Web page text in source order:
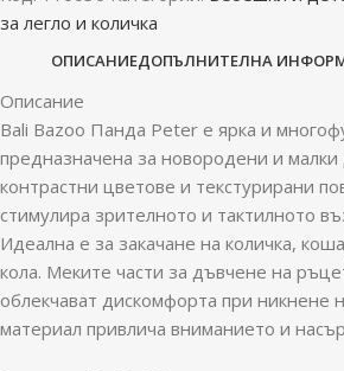
за легло и количка
ОПИСАНИЕДОПЪЛНИТЕЛНА
Описание
Bali Bazoo Панда Peter е ярка и
предназначена за новородени и малки
контрастни цветове и текстурирани
стимулира зрителното и тактилното
Идеална е за закачане на количка,
кола. Меките части за дъвчене на
облекчават дискомфорта при никнене
материал привлича вниманието и